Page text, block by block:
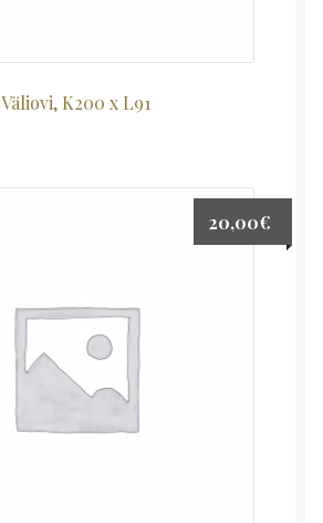
Väliovi, K200 x L91
20,00€